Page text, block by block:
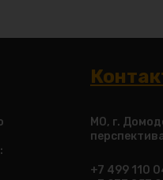
МО, г.
+7 499 110